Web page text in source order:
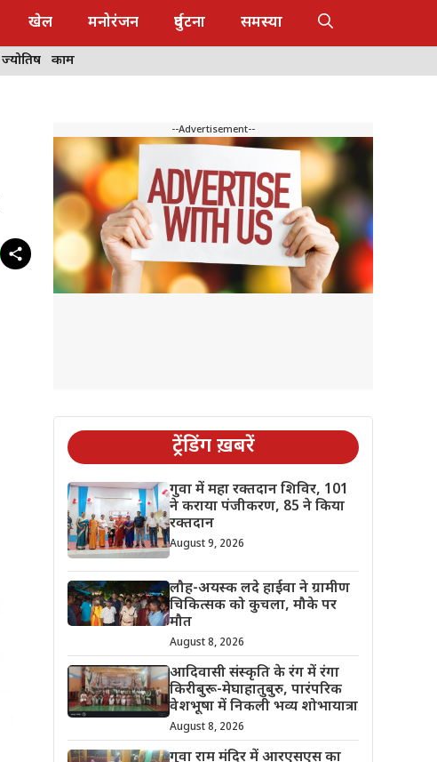
खेल मनोरंजन दुर्घटना समस्या
ज्योतिष काम
--Advertisement--
ट्रेंडिंग ख़बरें
गुवा में महा रक्तदान शिविर, 101
ने कराया पंजीकरण, 85 ने किया
रक्तदान
August 9, 2026
लौह-अयस्क लदे हाईवा ने ग्रामीण
चिकित्सक को कुचला, मौके पर
मौत
August 8, 2026
आदिवासी संस्कृति के रंग में रंगा
किरीबुरू-मेघाहातुबुरु, पारंपरिक
वेशभूषा में निकली भव्य शोभायात्रा
August 8, 2026
गुवा राम मंदिर में आरएसएस का